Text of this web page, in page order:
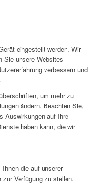
eingestellt werden. Wir
Sie unsere Websites
verbessern und
um mehr zu
ändern. Beachten Sie,
Auswirkungen auf Ihre
haben kann, die wir
die auf unserer
zur Verfügung zu stellen.